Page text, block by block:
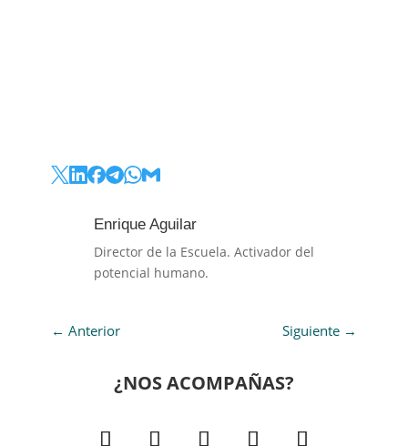
Enrique Aguilar
Director de la Escuela. Activador del
potencial humano.
← Anterior Siguiente →
¿NOS ACOMPAÑAS?